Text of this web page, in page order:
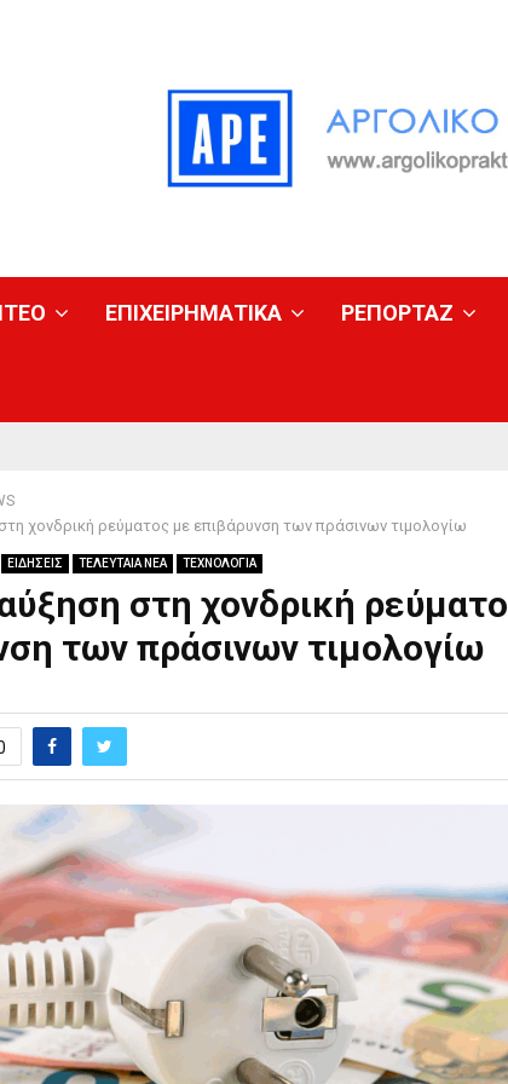
ΕΠΙΧΕΙΡΗΜΑΤΙΚΑ ΡΕΠΟΡΤΑΖ
χονδρική ρεύματος με επιβάρυνση των πράσινων τιμολογίω
ΕΙΔΗΣΕΙΣ ΤΕΛΕΥΤΑΙΑ ΝΕΑ ΤΕΧΝΟΛΟΓΙΑ
στη χονδρική
των πράσινων τιμολογίω